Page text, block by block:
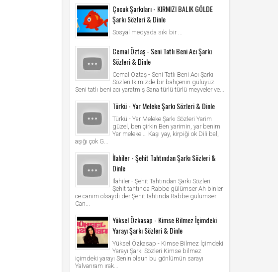
Çocuk Şarkıları - KIRMIZI BALIK GÖLDE
Şarkı Sözleri & Dinle
Sosyal medyada sıkı bir ...
Cemal Öztaş - Seni Tatlı Beni Acı Şarkı
Sözleri & Dinle
Cemal Öztaş - Seni Tatlı Beni Acı Şarkı
Sözleri İkimizde bir bahçenin gülüyüz
Seni tatlı beni acı yaratmış Sana türlü türlü meyveler ve...
Türkü - Yar Meleke Şarkı Sözleri & Dinle
Türkü - Yar Meleke Şarkı Sözleri Yarim
güzel, ben çirkin Ben yarimin, yar benim
Yar meleke … Kaşı yay, kirpiği ok Dili bal,
aşığı çok G...
İlahiler - Şehit Tahtından Şarkı Sözleri &
Dinle
İlahiler - Şehit Tahtından Şarkı Sözleri
Şehit tahtında Rabbe gülümser Ah binler
ce canım olsaydı der Şehit tahtında Rabbe gülümser
Can...
Yüksel Özkasap - Kimse Bilmez İçimdeki
Yarayı Şarkı Sözleri & Dinle
Yüksel Özkasap - Kimse Bilmez İçimdeki
Yarayı Şarkı Sözleri Kimse bilmez
içimdeki yarayı Senin olsun bu gönlümün sarayı
Yalvarıram ırak...